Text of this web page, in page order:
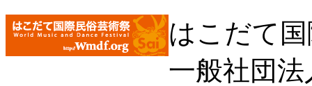
はこだて
一般社団